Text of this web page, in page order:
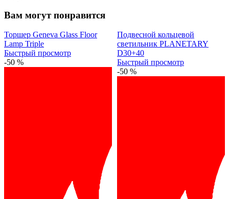
Вам могут понравится
Торшер Geneva Glass Floor
Lamp Triple
Быстрый просмотр
-50 %
Подвесной кольцевой
светильник PLANETARY
D30+40
Быстрый просмотр
-50 %